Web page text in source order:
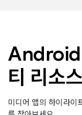
Android
티 리소스
미디어 앱의 하이라이